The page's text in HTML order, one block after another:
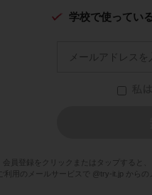
学校で使ってい
会員登録をクリックまたはタップすると、
ご利用のメールサービスで @try-it.jp から